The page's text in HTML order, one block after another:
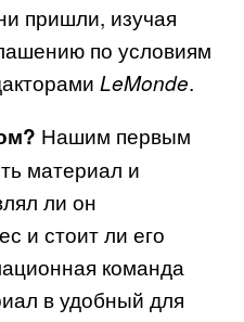
пришли, изучая
по условиям
LeMonde.
Нашим первым
материал и
ли он
и стоит ли его
команда
в удобный для